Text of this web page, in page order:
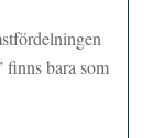
finns bara som